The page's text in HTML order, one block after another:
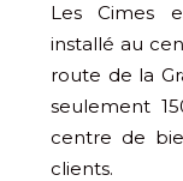
Les Cimes
installé au
route de la
seulement
centre de
clients.